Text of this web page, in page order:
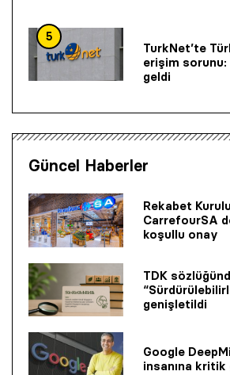
5
TurkNet’te
erişim sorunu:
geldi
Güncel Haberler
Rekabet
CarrefourSA
koşullu onay
TDK
genişletildi
Google
insanına